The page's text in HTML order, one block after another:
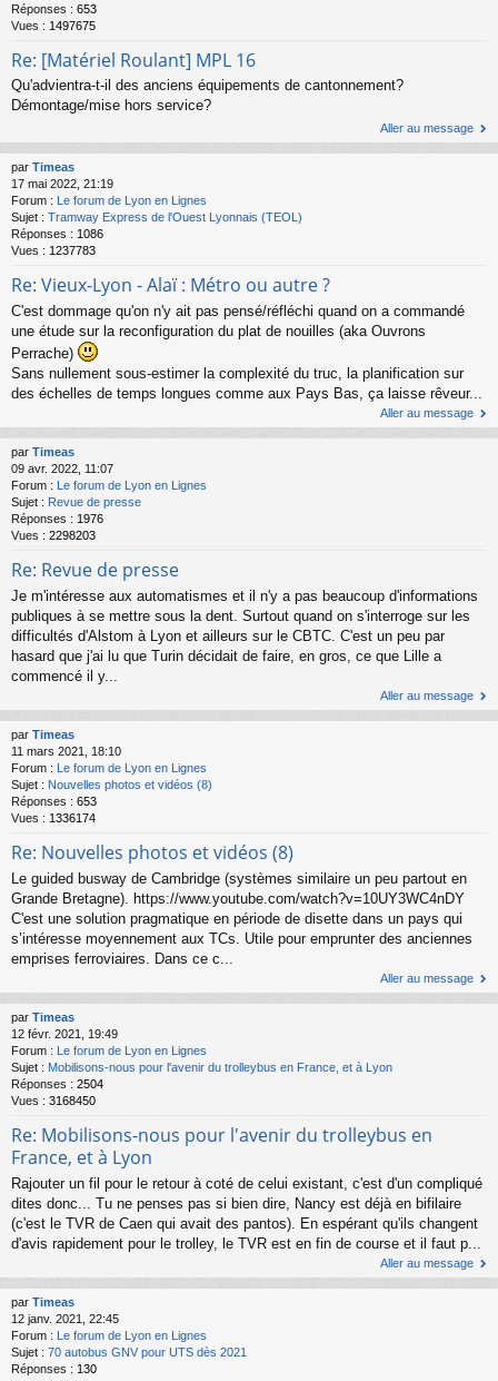
Réponses : 653
Vues : 1497675
Re: [Matériel Roulant] MPL 16
Qu'advientra-t-il des anciens équipements de cantonnement?
Démontage/mise hors service?
Aller au message
par Timeas
17 mai 2022, 21:19
Forum : Le forum de Lyon en Lignes
Sujet : Tramway Express de l'Ouest Lyonnais (TEOL)
Réponses : 1086
Vues : 1237783
Re: Vieux-Lyon - Alaï : Métro ou autre ?
C'est dommage qu'on n'y ait pas pensé/réfléchi quand on a commandé
une étude sur la reconfiguration du plat de nouilles (aka Ouvrons
Perrache)
Sans nullement sous-estimer la complexité du truc, la planification sur
des échelles de temps longues comme aux Pays Bas, ça laisse rêveur...
Aller au message
par Timeas
09 avr. 2022, 11:07
Forum :
Le forum de Lyon en Lignes
Sujet : Revue de presse
Réponses : 1976
Vues : 2298203
Re: Revue de presse
Je m'intéresse aux automatismes et il n'y a pas beaucoup d'informations
publiques à se mettre sous la dent. Surtout quand on s'interroge sur les
difficultés d'Alstom à Lyon et ailleurs sur le CBTC. C'est un peu par
hasard que j'ai lu que Turin décidait de faire, en gros, ce que Lille a
commencé il y...
Aller au message
par Timeas
11 mars 2021, 18:10
Forum : Le forum de Lyon en Lignes
Sujet : Nouvelles photos et vidéos (8)
Réponses : 653
Vues : 1336174
Re: Nouvelles photos et vidéos (8)
Le guided busway de Cambridge (systèmes similaire un peu partout en
Grande Bretagne). https://www.youtube.com/watch?v=10UY3WC4nDY
C'est une solution pragmatique en période de disette dans un pays qui
s’intéresse moyennement aux TCs. Utile pour emprunter des anciennes
emprises ferroviaires. Dans ce c...
Aller au message
par Timeas
12 févr. 2021, 19:49
Forum : Le forum de Lyon en Lignes
Sujet : Mobilisons-nous pour l'avenir du trolleybus en France, et à Lyon
Réponses : 2504
Vues : 3168450
Re: Mobilisons-nous pour l'avenir du trolleybus en
France, et à Lyon
Rajouter un fil pour le retour à coté de celui existant, c'est d'un compliqué
dites donc... Tu ne penses pas si bien dire, Nancy est déjà en bifilaire
(c'est le TVR de Caen qui avait des pantos). En espérant qu'ils changent
d'avis rapidement pour le trolley, le TVR est en fin de course et il faut p...
Aller au message
par Timeas
12 janv. 2021, 22:45
Forum : Le forum de Lyon en Lignes
Sujet : 70 autobus GNV pour UTS dès 2021
Réponses : 130